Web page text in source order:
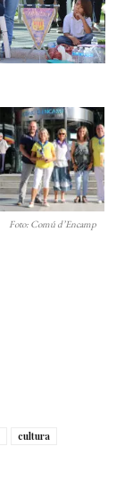
Foto: Comú d’Encamp
cultura